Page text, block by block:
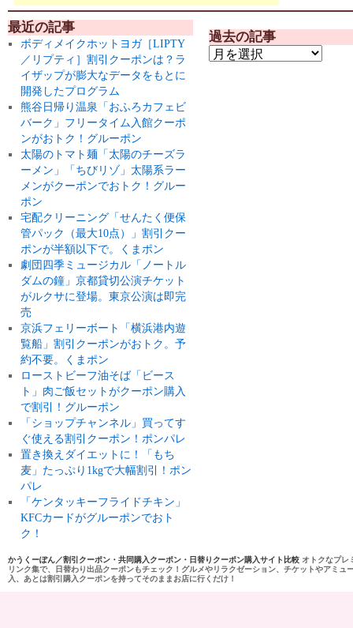
最近の記事
ボディメイクホットヨガ［LIPTY
／リプティ］割引クーポンは？ラ
イザップが膨大なデータをもとに
開発したプログラム
熊谷日帰り温泉「おふろカフェビ
バーク」フリータイム入館クーポ
ンがおトク！グルーポン
太陽のトマト麺「太陽のチーズラ
ーメン」「ちびリゾ」太陽系ラー
メンがクーポンでおトク！グルー
ポン
宅配クリーニング「せんたく便保
管パック（最大10点）」割引クー
ポンが半額以下で。くまポン
劇団四季ミュージカル「ノートル
ダムの鐘」京都貸切公演チケット
がルクサに登場。東京公演は即完
売
京浜フェリーボート「横浜港内遊
覧船」割引クーポンがおトク。予
約不要。くまポン
ローストビーフ油そば「ビース
ト」肉ご飯セットがクーポン購入
で割引！グルーポン
「ショップチャンネル」買ってす
ぐ使える割引クーポン！ポンパレ
置き換えダイエットに！「もち
麦」たっぷり1kgで大幅割引！ポン
パレ
「ケンタッキーフライドチキン」
KFCカードがグルーポンでおト
ク！
過去の記事
かうくーぽん／割引クーポン・共同購入クーポン・日替りクーポン購入サイト比較 オトクなプレ
リンク集で、日替わり出品クーポンもチェック！グルメやリラクゼーション、チケットやアミ
入、あとは割引購入クーポンを持ってそのままお店に行くだけ！